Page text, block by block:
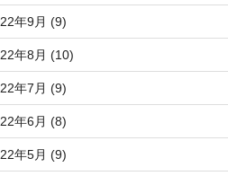
年9月 (9)
年8月 (10)
年7月 (9)
年6月 (8)
年5月 (9)